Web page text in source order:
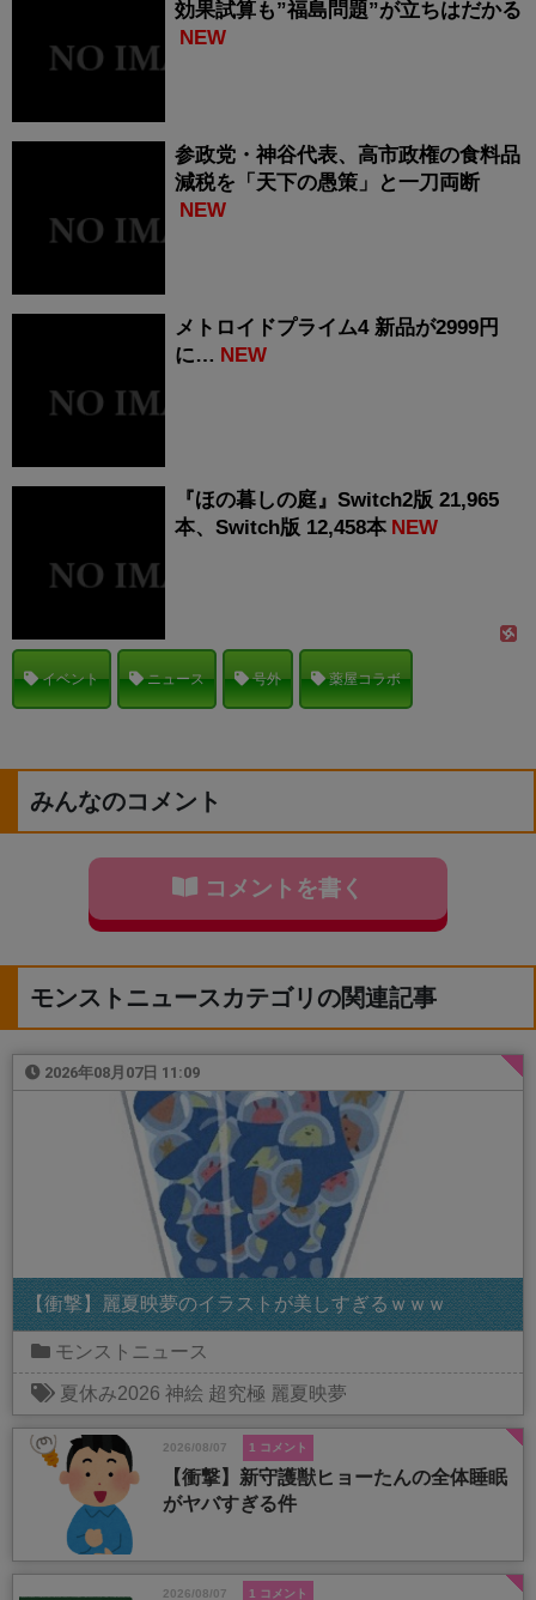
効果試算も”福島問題”が立ちはだかる
NEW
参政党・神谷代表、高市政権の食料品
減税を「天下の愚策」と一刀両断
NEW
メトロイドプライム4 新品が2999円
に… NEW
『ほの暮しの庭』Switch2版 21,965
本、Switch版 12,458本 NEW
イベント ニュース 号外 薬屋コラボ
みんなのコメント
コメントを書く
モンストニュースカテゴリの関連記事
2026年08月07日 11:09
【衝撃】麗夏映夢のイラストが美しすぎるｗｗｗ
モンストニュース
夏休み2026 神絵 超究極 麗夏映夢
2026/08/07 1 コメント
【衝撃】新守護獣ヒョーたんの全体睡眠
がヤバすぎる件
2026/08/07 1 コメント